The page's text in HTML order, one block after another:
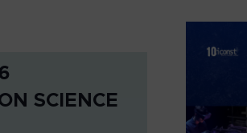
SCIENCE